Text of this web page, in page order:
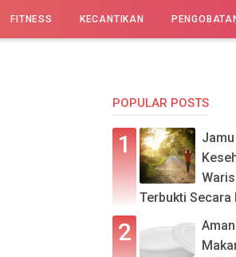
FITNESS KECANTIKAN
POPULAR POSTS
Terbukti Secara